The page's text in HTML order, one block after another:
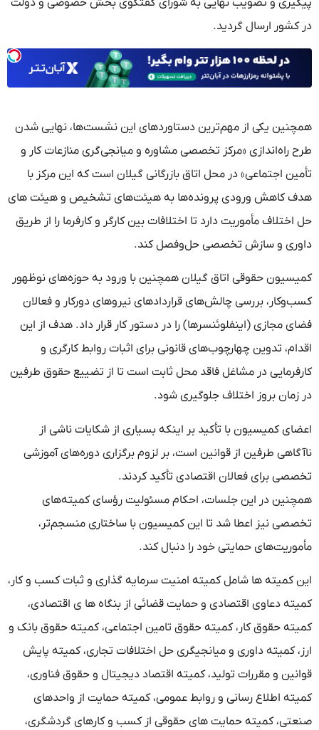
در کشور ارسال گردید.
همچنین یکی از مهم‌ترین دستاوردهای این نشست‌ها، نهایی شدن
طرح راه‌اندازی «مرکز تخصصی مشاوره و میانجی‌گری منازعات کار و
تأمین اجتماعی» در محل اتاق بازرگانی گیلان است که این مرکز با
هدف کاهش ورودی پرونده‌ها به هیئت‌های تشخیص و هیئت های
حل اختلاف مأموریت دارد تا اختلافات بین کارگر و کارفرما را از طریق
داوری و سازش تخصصی حل‌وفصل کند.
کمیسیون حقوقی اتاق گیلان همچنین با ورود به حوزه‌های نوظهور
کسب‌وکار، بررسی چالش‌های قراردادهای نیروهای دورکار و فعالان
فضای مجازی (اینفلوئنسرها) را در دستور کار قرار داد. هدف از این
اقدام، تدوین چهارچوب‌های قانونی برای اثبات روابط کارگری و
کارفرمایی در مشاغل فاقد محل ثابت است تا از تضییع حقوق طرفین
در زمان بروز اختلاف جلوگیری شود.
اعضای کمیسیون با تأکید بر اینکه بسیاری از شکایات ناشی از
ناآگاهی طرفین از قوانین است، بر لزوم برگزاری دوره‌های آموزشی
تخصصی برای فعالان اقتصادی تأکید کردند.
همچنین در این جلسات، احکام مسئولیت رؤسای کمیته‌های
تخصصی نیز اعطا شد تا این کمیسیون با ساختاری منسجم‌تر،
مأموریت‌های حمایتی خود را دنبال کند.
این کمیته ها شامل کمیته امنیت سرمایه گذاری و ثبات کسب و کار،
کمیته دعاوی اقتصادی و حمایت قضائی از بنگاه ها ی اقتصادی،
کمیته حقوق کار، کمیته حقوق تامین اجتماعی، کمیته حقوق بانک و
ارز، کمیته داوری و میانجیگری حل اختلافات تجاری، کمیته پایش
قوانین و مقررات تولید، کمیته اقتصاد دیجیتال و حقوق فناوری،
کمیته اطلاع رسانی و روابط عمومی، کمیته حمایت از واحدهای
صنعتی، کمیته حمایت های حقوقی از کسب و کارهای گردشگری،